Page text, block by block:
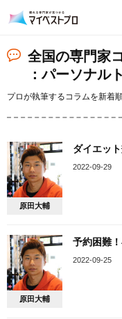
全国の専門家
：パーソナル
プロが執筆するコラムを新着
原田大輔
ダイエッ
2022-09-29
原田大輔
予約困難
2022-09-25